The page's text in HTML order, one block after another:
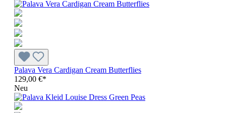
Palava Vera Cardigan Cream Butterflies
129,00 €*
Neu